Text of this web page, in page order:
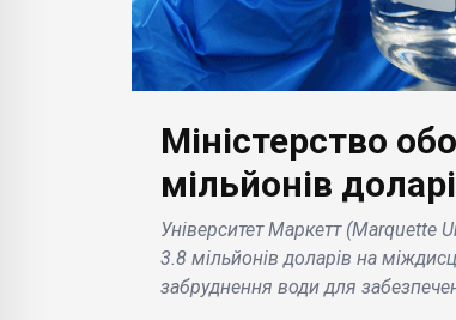
Міністерство
мільйонів
Університет Маркетт (Marquette
3.8 мільйонів доларів на
забруднення води для
Нова сторінка Google
Labs дозволяє
підписатися на
експерименти зі